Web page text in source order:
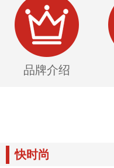
品牌介绍
快时尚